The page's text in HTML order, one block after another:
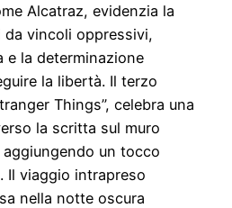
Alcatraz, evidenzia la
vincoli oppressivi,
e la determinazione
la libertà. Il terzo
Things”, celebra una
la scritta sul muro
aggiungendo un tocco
Il viaggio intrapreso
nella notte oscura